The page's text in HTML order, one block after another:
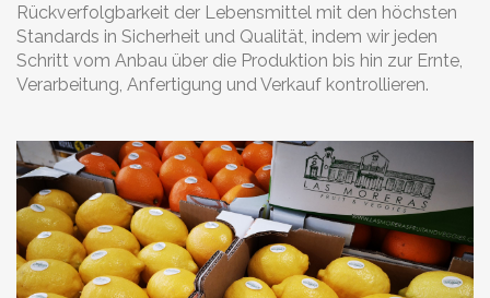
Rückverfolgbarkeit der Lebensmittel mit den höchsten
Standards in Sicherheit und Qualität, indem wir jeden
Schritt vom Anbau über die Produktion bis hin zur Ernte,
Verarbeitung, Anfertigung und Verkauf kontrollieren.